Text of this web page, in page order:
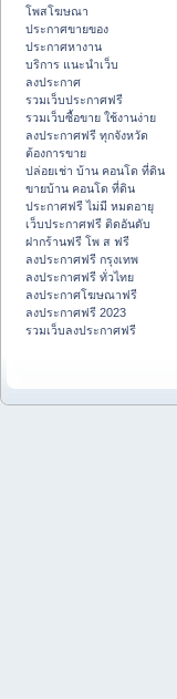
โพสโฆษณา
ประกาศขายของ
ประกาศหางาน
บริการ แนะนำเว็บ
ลงประกาศ
รวมเว็บประกาศฟรี
รวมเว็บซื้อขาย ใช้งานง่าย
ลงประกาศฟรี ทุกจังหวัด
ต้องการขาย
ปล่อยเช่า บ้าน คอนโด ที่ดิน
ขายบ้าน คอนโด ที่ดิน
ประกาศฟรี ไม่มี หมดอายุ
เว็บประกาศฟรี ติดอันดับ
ฝากร้านฟรี โพ ส ฟรี
ลงประกาศฟรี กรุงเทพ
ลงประกาศฟรี ทั่วไทย
ลงประกาศโฆษณาฟรี
ลงประกาศฟรี 2023
รวมเว็บลงประกาศฟรี